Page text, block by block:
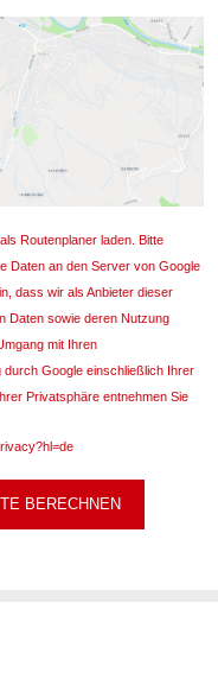
Routenplaner laden. Bitte
Daten an den Server von Google
dass wir als Anbieter dieser
Daten sowie deren Nutzung
mit Ihren
Google einschließlich Ihrer
Privatsphäre entnehmen Sie